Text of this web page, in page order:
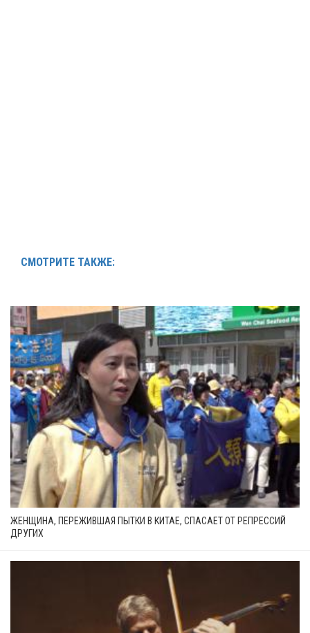
СМОТРИТЕ ТАКЖЕ:
ЖЕНЩИНА, ПЕРЕЖИВШАЯ ПЫТКИ В КИТАЕ, СПАСАЕТ ОТ РЕПРЕССИЙ
ДРУГИХ